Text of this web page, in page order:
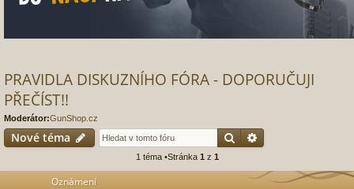
PRAVIDLA DISKUZNÍHO FÓRA - DOPORUČUJI
PŘEČÍST!!
Moderátor:GunShop.cz
Nové téma Hledat
1 téma •Stránka 1 z 1
Oznámení